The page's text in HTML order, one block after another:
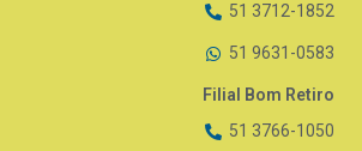
51 3712-1852
51 9631-0583
Filial Bom Retiro
51 3766-1050